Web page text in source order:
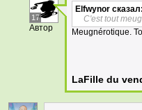
17
Автор
Elfwynor сказал:
C'est tout
Meugnérotique.
LaFille du